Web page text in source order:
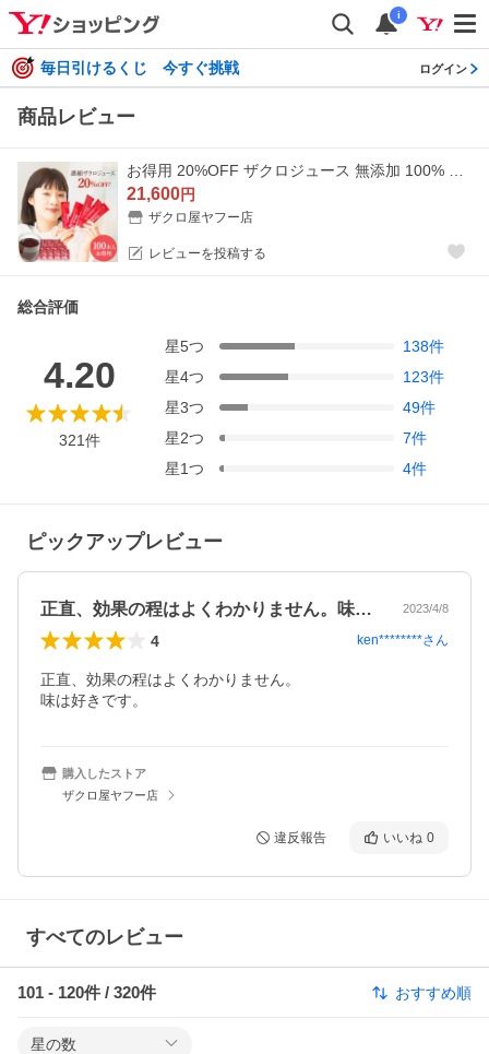
i
毎日引けるくじ 今すぐ挑戦 ログイン
商品レビュー
21,600円
ザクロ屋ヤフー店
レビューを投稿する
総合評価
4.20
321件
星5つ 138件
星4つ 123件
星3つ 49件
星2つ 7件
星1つ 4件
ピックアップレビュー
正直、効果の程はよくわかりません。味は… 2023/4/8
4 ken********さん
正直、効果の程はよくわかりません。
味は好きです。
購入したストア
ザクロ屋ヤフー店
違反報告 いいね 0
すべてのレビュー
101 - 120件 / 320件 おすすめ順
星の数